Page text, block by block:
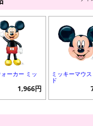
ーカー ミッ
1,966円
ミッキーマウ
ド